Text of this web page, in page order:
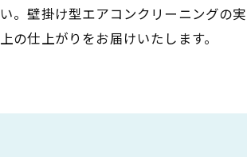
い。壁掛け型エアコンクリーニングの
上の仕上がりをお届けいたします。